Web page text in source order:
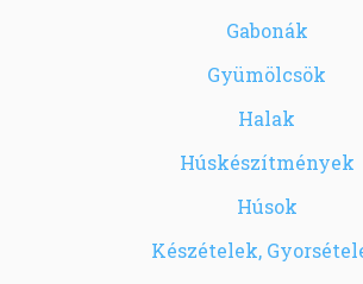
Gabonák
Gyümölcsök
Halak
Húskészítmények
Húsok
Készételek,